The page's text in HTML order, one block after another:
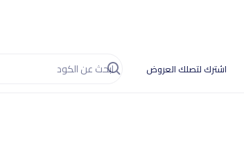
اشترك لتصلك العروض